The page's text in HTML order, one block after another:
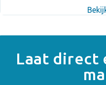
Laat direct